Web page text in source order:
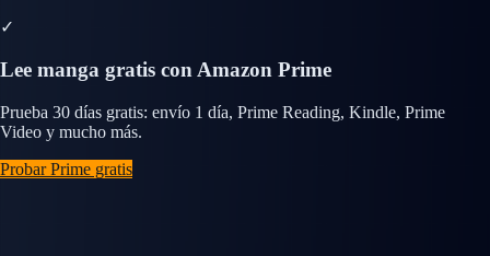
✓
Lee manga gratis con Amazon Prime
Prueba 30 días gratis: envío 1 día, Prime Reading, Kindle, Prime
Video y mucho más.
Probar Prime gratis